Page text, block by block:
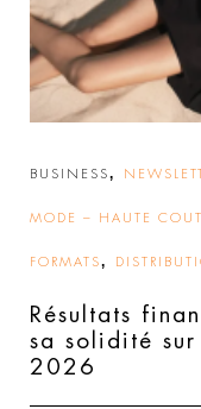
BUSINESS,
MODE – HAUTE
FORMATS,
Résultats
sa solidité sur
2026